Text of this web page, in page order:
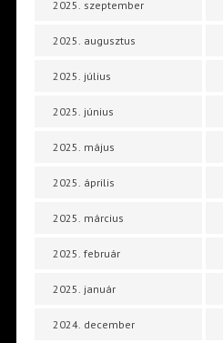
2025. szeptember
2025. augusztus
2025. július
2025. június
2025. május
2025. április
2025. március
2025. február
2025. január
2024. december